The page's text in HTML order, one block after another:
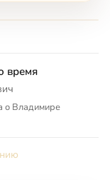
время
о Владимире